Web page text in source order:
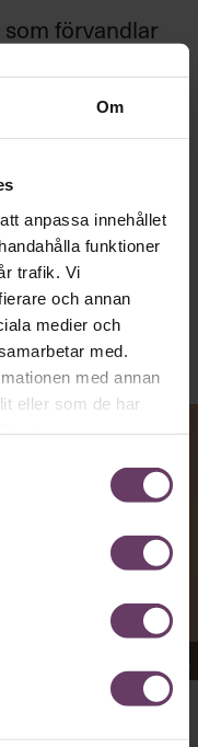
Om
anpassa innehållet
funktioner
trafik. Vi
och annan
medier och
med.
med annan
eller som de har
förvandlar
– vara
till